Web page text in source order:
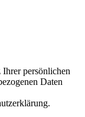
Ihrer persönlichen
Daten